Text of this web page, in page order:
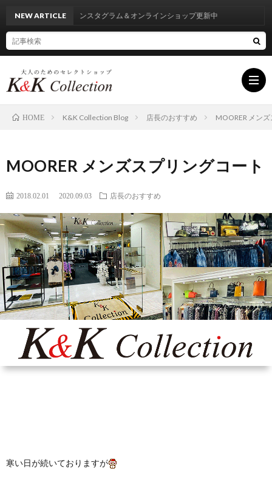
LIST
NEW ARTICLEインスタグラム＆オンラインショップ更新中
HOME K&K Collection Blog 店長のおすすめ MOORER メン
MOORER メンズスプリングコート
2018.02.01 2020.09.03 店長のおすすめ
寒い日が続いておりますが